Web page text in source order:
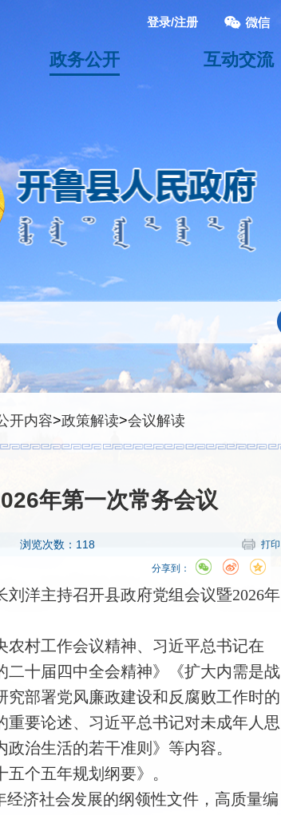
登录/注册
政务公开 互动交流
开内容>政策解读>会议解读
年第一次常务会议
浏览次数：118 打印
分享到：
刘洋主持召开县政府党组会议暨2026年
村工作会议精神、习近平总书记在
二十届四中全会精神》《扩大内需是战
部署党风廉政建设和反腐败工作时的
要论述、习近平总书记对未成年人思
治生活的若干准则》等内容。
个五年规划纲要》。
济社会发展的纲领性文件，高质量编